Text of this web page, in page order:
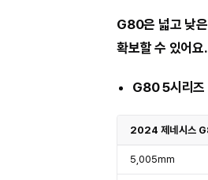
G80은 넓고 낮
확보할 수 있어요.
G80 5시리즈
2024 제네시스
5,005mm